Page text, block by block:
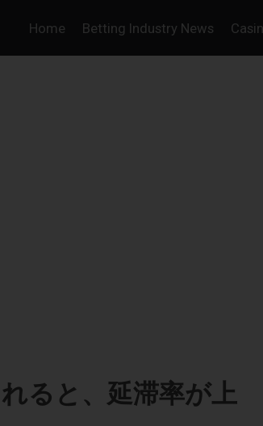
Home Betting Industry News
ると、延滞率が上